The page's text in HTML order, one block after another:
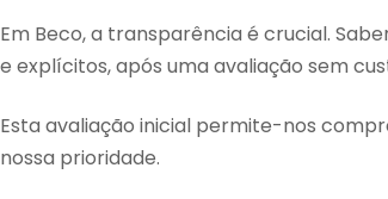
Em Beco, a transparência é crucial.
e explícitos, após uma avaliação sem
Esta avaliação inicial permite-nos
nossa prioridade.